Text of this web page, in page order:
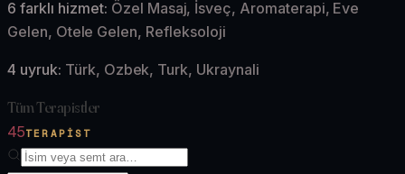
6 farklı hizmet: Özel Masaj, İsveç, Aromaterapi, Eve
Gelen, Otele Gelen, Refleksoloji
4 uyruk: Türk, Ozbek, Turk, Ukraynali
Tüm Terapistler
45TERAPIST